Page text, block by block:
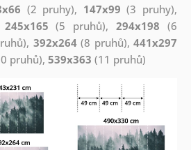
(2 pruhy), 147x99 (3 pruhy),
245x165 (5 pruhů),294x198 (6
392x264(8 pruhů),441x297
pruhů), 539x363 (11 pruhů)